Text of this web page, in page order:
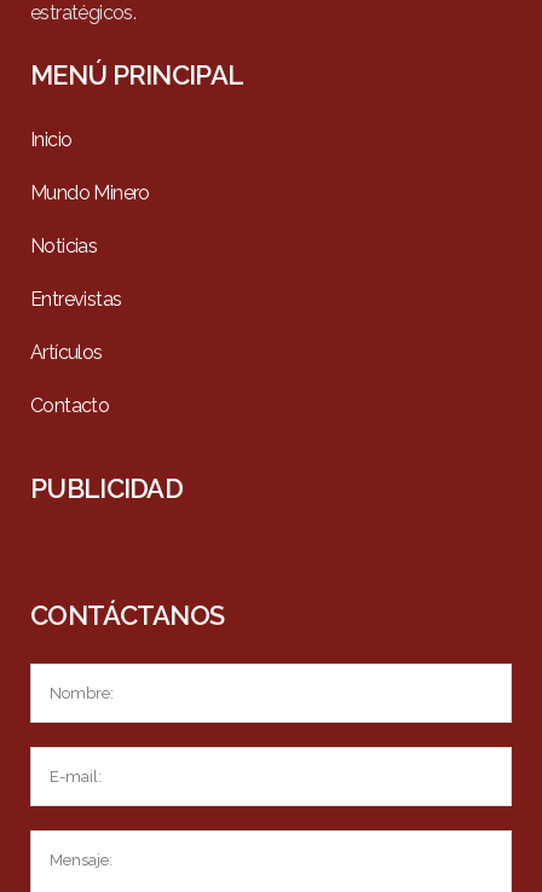
estratégicos.
MENÚ PRINCIPAL
Inicio
Mundo Minero
Noticias
Entrevistas
Artículos
Contacto
PUBLICIDAD
CONTÁCTANOS